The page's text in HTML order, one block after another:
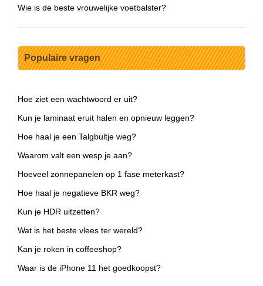
Wie is de beste vrouwelijke voetbalster?
Populaire vragen
Hoe ziet een wachtwoord er uit?
Kun je laminaat eruit halen en opnieuw leggen?
Hoe haal je een Talgbultje weg?
Waarom valt een wesp je aan?
Hoeveel zonnepanelen op 1 fase meterkast?
Hoe haal je negatieve BKR weg?
Kun je HDR uitzetten?
Wat is het beste vlees ter wereld?
Kan je roken in coffeeshop?
Waar is de iPhone 11 het goedkoopst?